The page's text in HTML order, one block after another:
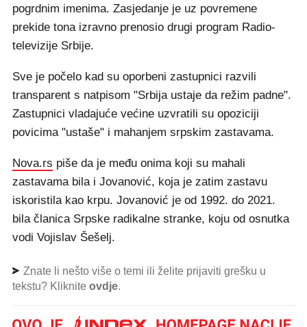
pogrdnim imenima. Zasjedanje je uz povremene
prekide tona izravno prenosio drugi program Radio-
televizije Srbije.
Sve je počelo kad su oporbeni zastupnici razvili
transparent s natpisom "Srbija ustaje da režim padne".
Zastupnici vladajuće većine uzvratili su opoziciji
povicima "ustaše" i mahanjem srpskim zastavama.
Nova.rs piše da je među onima koji su mahali
zastavama bila i Jovanović, koja je zatim zastavu
iskoristila kao krpu. Jovanović je od 1992. do 2021.
bila članica Srpske radikalne stranke, koju od osnutka
vodi Vojislav Šešelj.
Znate li nešto više o temi ili želite prijaviti grešku u
tekstu? Kliknite ovdje.